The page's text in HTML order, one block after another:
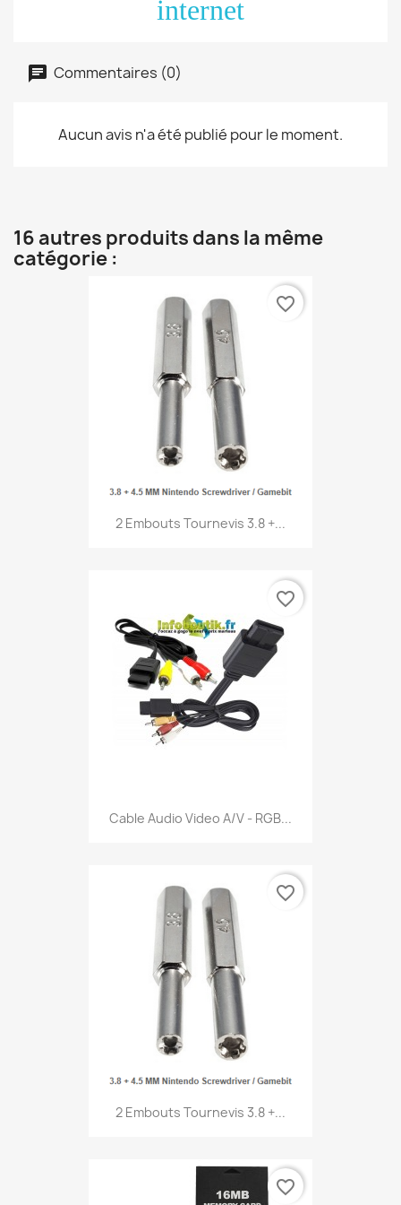
internet
Commentaires (0)
Aucun avis n'a été publié pour le moment.
16 autres produits dans la même
catégorie :
2 Embouts Tournevis 3.8 +...
favorite_border
Cable Audio Video A/V - RGB...
favorite_border
2 Embouts Tournevis 3.8 +...
favorite_border
favorite_border